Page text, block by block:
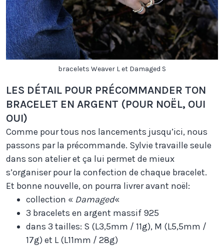
bracelets Weaver L et Damaged S
LES DÉTAIL POUR PRÉCOMMANDER TON
BRACELET EN ARGENT (POUR NOËL, OUI
OUI)
Comme pour tous nos lancements jusqu’ici, nous
passons par la précommande. Sylvie travaille seule
dans son atelier et ça lui permet de mieux
s’organiser pour la confection de chaque bracelet.
Et bonne nouvelle, on pourra livrer avant noël:
collection « Damaged«
3 bracelets en argent massif 925
dans 3 tailles: S (L3,5mm / 11g), M (L5,5mm /
17g) et L (L11mm / 28g)